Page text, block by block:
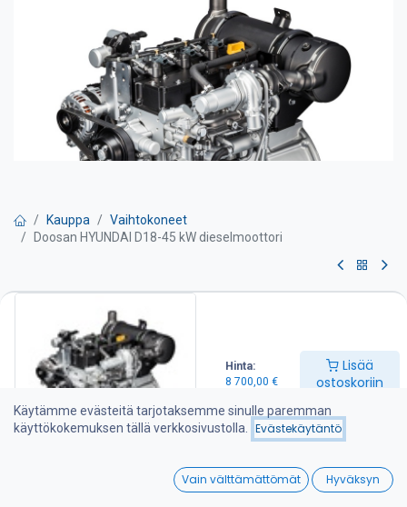
Hinta:
8 700,00 €
Lisää
ostoskoriin
Wishlist
Kauppa
Vaihtokoneet
Doosan HYUNDAI D18-45 kW dieselmoottori
Doosan HYUNDAI D18-45 kW
dieselmoottori
Pyydä tarjous
1 kpl DOOSAN D18 dieselmoottori - STAGE 5 varustelu
-Maksimiteho 45 kW ( 60.4 HP )
-Maksimi vääntömomentti 225 Nm / 1800 kierr.
Käytämme evästeitä tarjotaksemme sinulle paremman
käyttökokemuksen tällä verkkosivustolla.
Evästekäytäntö
Vain välttämättömät Hyväksyn